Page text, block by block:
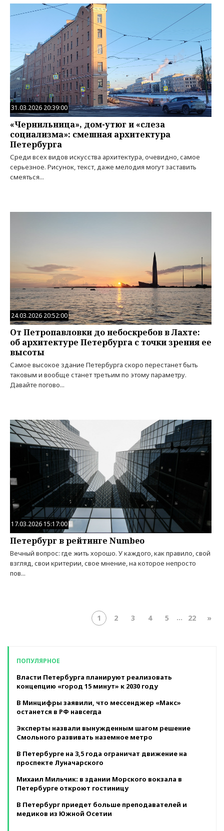
31.03.2026 20:39:00
«Чернильница», дом-утюг и «слеза
социализма»: смешная архитектура
Петербурга
Среди всех видов искусства архитектура, очевидно, самое
серьезное. Рисунок, текст, даже мелодия могут заставить
смеяться...
24.03.2026 20:52:00
От Петропавловки до небоскребов в Лахте:
об архитектуре Петербурга с точки зрения ее
высоты
Самое высокое здание Петербурга скоро перестанет быть
таковым и вообще станет третьим по этому параметру.
Давайте погово...
17.03.2026 15:17:00
Петербург в рейтинге Numbeo
Вечный вопрос: где жить хорошо. У каждого, как правило, свой
взгляд, свои критерии, свое мнение, на которое непросто
пов...
1 2 3 4 5 ... 22 »
ПОПУЛЯРНОЕ
Власти Петербурга планируют реализовать
концепцию «город 15 минут» к 2030 году
В Минцифры заявили, что мессенджер «Макс»
останется в РФ навсегда
Эксперты назвали вынужденным шагом решение
Смольного развивать наземное метро
В Петербурге на 3,5 года ограничат движение на
проспекте Луначарского
Михаил Мильчик: в здании Морского вокзала в
Петербурге откроют гостиницу
В Петербург приедет больше преподавателей и
медиков из Южной Осетии